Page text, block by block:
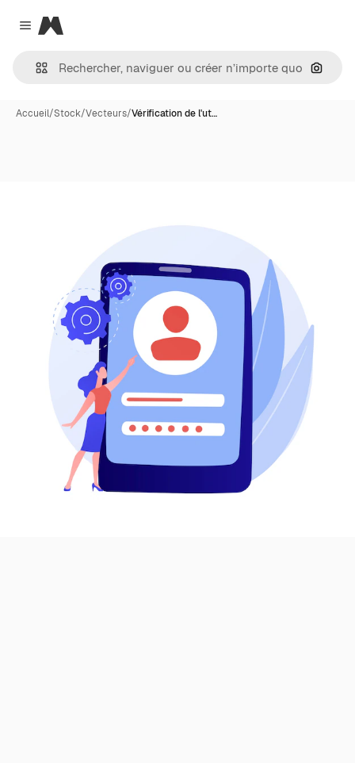
Close menu
Magnific
Accueil/Stock/Vecteurs/Vérification de l'ut…